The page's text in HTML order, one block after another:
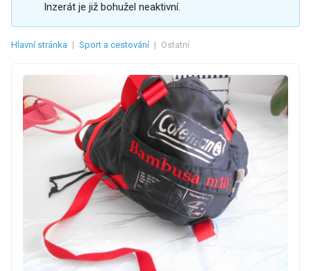
Inzerát je již bohužel neaktivní.
Hlavní stránka | Sport a cestování | Ostatní